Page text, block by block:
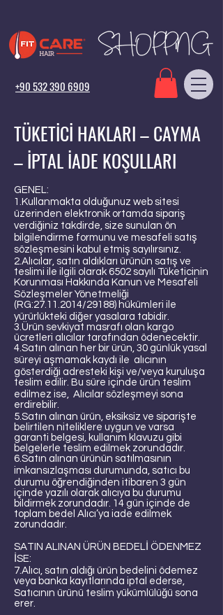
+90 532 390 6909
TÜKETİCİ HAKLARI – CAYMA
– İPTAL İADE KOŞULLARI
GENEL:
1.Kullanmakta olduğunuz web sitesi
üzerinden elektronik ortamda sipariş
verdiğiniz takdirde, size sunulan ön
bilgilendirme formunu ve mesafeli satış
sözleşmesini kabul etmiş sayılırsınız.
2.Alıcılar, satın aldıkları ürünün satış ve
teslimi ile ilgili olarak 6502 sayılı Tüketicinin
Korunması Hakkında Kanun ve Mesafeli
Sözleşmeler Yönetmeliği
(RG:27.11.2014/29188) hükümleri ile
yürürlükteki diğer yasalara tabidir.
3.Ürün sevkiyat masrafı olan kargo
ücretleri alıcılar tarafından ödenecektir.
4.Satın alınan her bir ürün, 30 günlük yasal
süreyi aşmamak kaydı ile alıcının
gösterdiği adresteki kişi ve/veya kuruluşa
teslim edilir. Bu süre içinde ürün teslim
edilmez ise, Alıcılar sözleşmeyi sona
erdirebilir.
5.Satın alınan ürün, eksiksiz ve siparişte
belirtilen niteliklere uygun ve varsa
garanti belgesi, kullanım klavuzu gibi
belgelerle teslim edilmek zorundadır.
6.Satın alınan ürünün satılmasının
imkansızlaşması durumunda, satıcı bu
durumu öğrendiğinden itibaren 3 gün
içinde yazılı olarak alıcıya bu durumu
bildirmek zorundadır. 14 gün içinde de
toplam bedel Alıcı’ya iade edilmek
zorundadır.
SATIN ALINAN ÜRÜN BEDELİ ÖDENMEZ
İSE:
7.Alıcı, satın aldığı ürün bedelini ödemez
veya banka kayıtlarında iptal ederse,
Satıcının ürünü teslim yükümlülüğü sona
erer.